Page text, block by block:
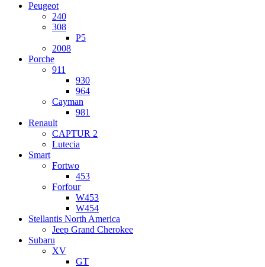
Peugeot
240
308
P5
2008
Porche
911
930
964
Cayman
981
Renault
CAPTUR 2
Lutecia
Smart
Fortwo
453
Forfour
W453
W454
Stellantis North America
Jeep Grand Cherokee
Subaru
XV
GT